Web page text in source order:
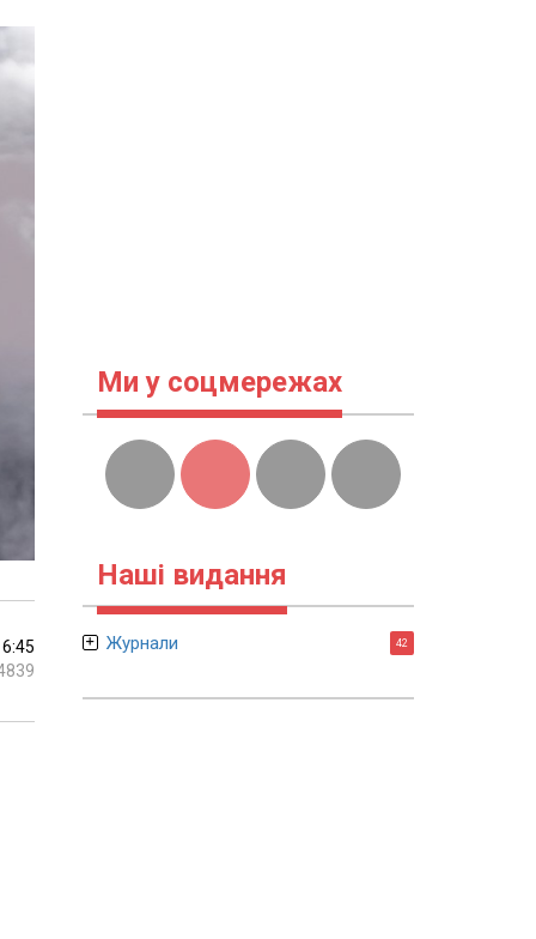
Ми у соцмережах
Наші видання
Журнали 42